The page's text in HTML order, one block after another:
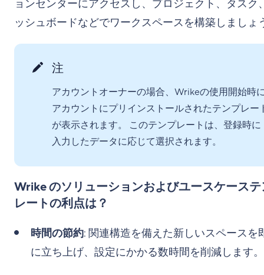
ョンセンターにアクセスし、プロジェクト、タスク
ッシュボードなどでワークスペースを構築しましょ
注
アカウントオーナーの場合、Wrikeの使用開始時
アカウントにプリインストールされたテンプレー
が表示されます。 このテンプレートは、登録時に
入力したデータに応じて選択されます。
Wrike のソリューションおよびユースケース
レートの利点は？
時間の節約: 関連構造を備えた新しいスペースを
に立ち上げ、設定にかかる数時間を削減します。